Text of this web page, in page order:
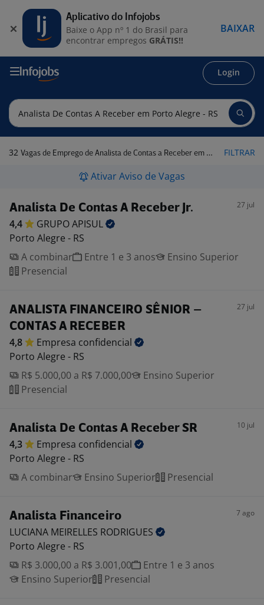
Login
32 Vagas de Emprego de Analista de Contas a Receber em Porto Alegre - RS FILTRAR
Ativar Aviso de Vagas
Analista De Contas A Receber Jr. 27 jul
4,4 GRUPOAPISUL
Porto Alegre - RS
A combinar
Entre 1 e 3 anos
Ensino Superior
Presencial
ANALISTA FINANCEIRO SÊNIOR –
CONTAS A RECEBER
27 jul
4,8 Empresa confidencial
Porto Alegre - RS
R$ 5.000,00 a R$ 7.000,00
Ensino Superior
Presencial
Analista De Contas A Receber SR 10 jul
4,3 Empresa confidencial
Porto Alegre - RS
A combinar
Ensino Superior Presencial
Analista Financeiro 7 ago
LUCIANA MEIRELLES RODRIGUES
Porto Alegre - RS
R$ 3.000,00 a R$ 3.001,00
Entre 1 e 3 anos
Ensino Superior
Presencial
Aplicativo do Infojobs
Baixe o App nº 1 do Brasil para
encontrar empregos GRÁTIS!!
BAIXAR